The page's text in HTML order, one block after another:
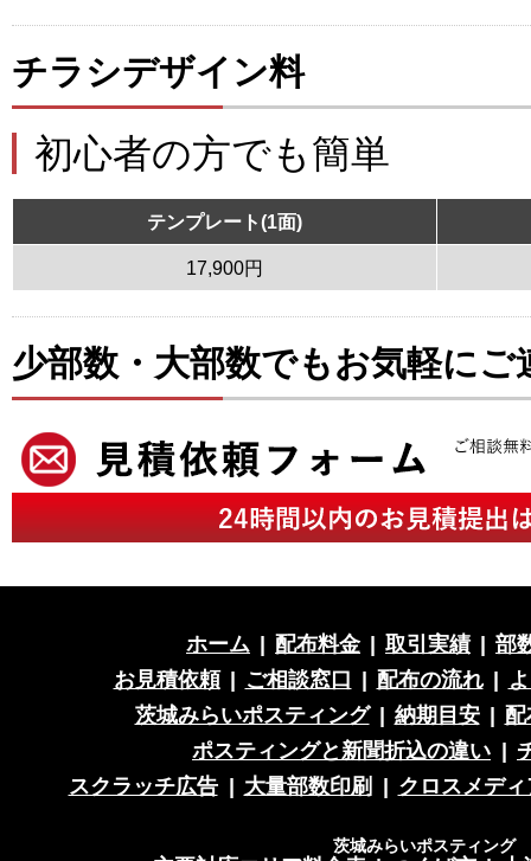
チラシデザイン料
初心者の方でも簡単
テンプレート(1面)
17,900円
少部数・大部数でもお気軽にご
ホーム 配布料金 取引実績
部
お見積依頼
ご相談窓口 配布の流れ
茨城みらいポスティング
納期目安
ポスティングと新聞折込の違い
スクラッチ広告
大量部数印刷 クロスメディ
茨城みらいポスティング